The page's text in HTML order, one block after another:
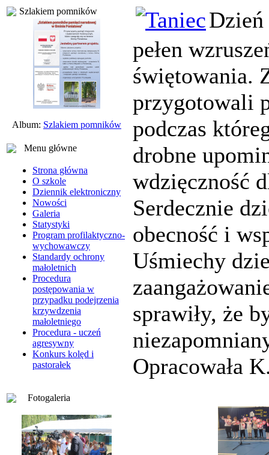
Szlakiem pomników
Album: Szlakiem pomników
Menu główne
Strona główna
O szkole
Dziennik elektroniczny
Nowości
Galeria
Statystyki
Program profilaktyczno-
wychowawczy
Standardy ochrony
małoletnich
Procedura
postępowania w
przypadku podejrzenia
krzywdzenia
małoletniego
Procedura - uczeń
agresywny
Konkurs kolęd i
pastorałek
Fotogaleria
pełen
świętowania.
przygotowali
podczas
drobne
wdzięczność
Serdecznie
obecność i
Uśmiechy
sprawiły, że
Opracowała